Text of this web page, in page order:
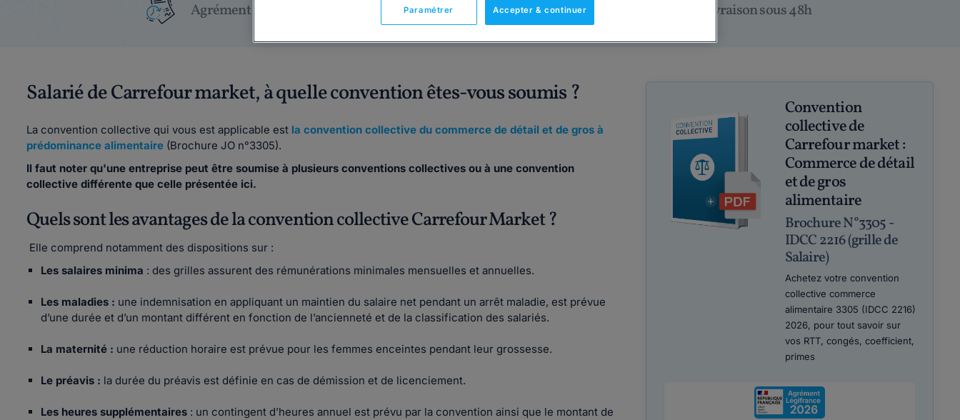
Agrément Légifrance Fabriqué en France Livraison sous 48h
Salarié de Carrefour market, à quelle convention êtes-vous soumis ?
La convention collective qui vous est applicable est la convention collective du commerce de détail et de gros à
prédominance alimentaire (Brochure JO n°3305).
Il faut noter qu'une entreprise peut être soumise à plusieurs conventions collectives ou à une convention
collective différente que celle présentée ici.
Quels sont les avantages de la convention collective Carrefour Market ?
Elle comprend notamment des dispositions sur :
Les salaires minima : des grilles assurent des rémunérations minimales mensuelles et annuelles.
Les maladies : une indemnisation en appliquant un maintien du salaire net pendant un arrêt maladie, est prévue
d’une durée et d’un montant différent en fonction de l’ancienneté et de la classification des salariés.
La maternité : une réduction horaire est prévue pour les femmes enceintes pendant leur grossesse.
Le préavis : la durée du préavis est définie en cas de démission et de licenciement.
Les heures supplémentaires : un contingent d’heures annuel est prévu par la convention ainsi que le montant de
Convention
collective de
Carrefour market :
Commerce de détail
et de gros
alimentaire
Brochure N°3305 -
IDCC 2216 (grille de
Salaire)
Achetez votre convention
collective commerce
alimentaire 3305 (IDCC 2216)
2026, pour tout savoir sur
vos RTT, congés, coefficient,
primes
Accepter & continuer
Paramétrer